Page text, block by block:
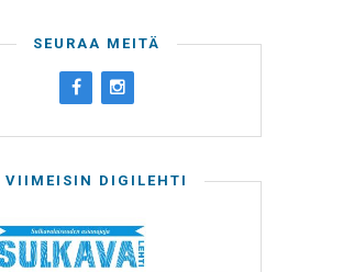
SEURAA MEITÄ
VIIMEISIN DIGILEHTI